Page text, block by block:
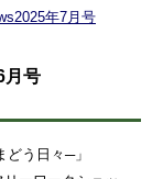
年7月号
月号
う日々─」